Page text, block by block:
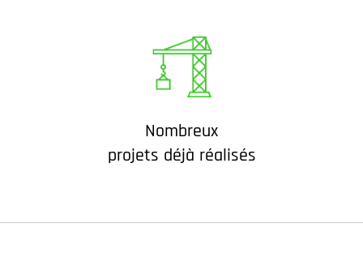
Nombreux
projets déjà réalisés